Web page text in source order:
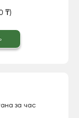
₸)
за час